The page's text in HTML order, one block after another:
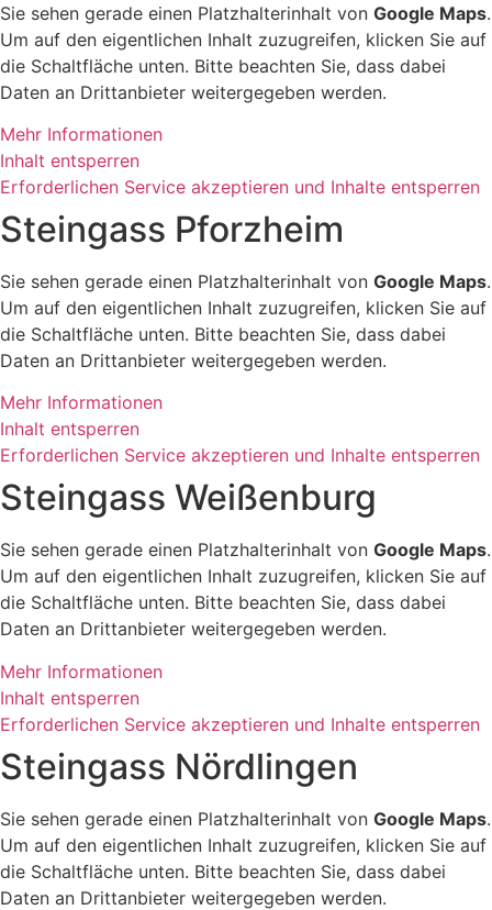
Sie sehen gerade einen Platzhalterinhalt von Google Maps.
Um auf den eigentlichen Inhalt zuzugreifen, klicken Sie auf
die Schaltfläche unten. Bitte beachten Sie, dass dabei
Daten an Drittanbieter weitergegeben werden.
Mehr Informationen
Inhalt entsperren
Erforderlichen Service akzeptieren und Inhalte entsperren
Steingass Pforzheim
Sie sehen gerade einen Platzhalterinhalt von Google Maps.
Um auf den eigentlichen Inhalt zuzugreifen, klicken Sie auf
die Schaltfläche unten. Bitte beachten Sie, dass dabei
Daten an Drittanbieter weitergegeben werden.
Mehr Informationen
Inhalt entsperren
Erforderlichen Service akzeptieren und Inhalte entsperren
Steingass Weißenburg
Sie sehen gerade einen Platzhalterinhalt von Google Maps.
Um auf den eigentlichen Inhalt zuzugreifen, klicken Sie auf
die Schaltfläche unten. Bitte beachten Sie, dass dabei
Daten an Drittanbieter weitergegeben werden.
Mehr Informationen
Inhalt entsperren
Erforderlichen Service akzeptieren und Inhalte entsperren
Steingass Nördlingen
Sie sehen gerade einen Platzhalterinhalt von Google Maps.
Um auf den eigentlichen Inhalt zuzugreifen, klicken Sie auf
die Schaltfläche unten. Bitte beachten Sie, dass dabei
Daten an Drittanbieter weitergegeben werden.